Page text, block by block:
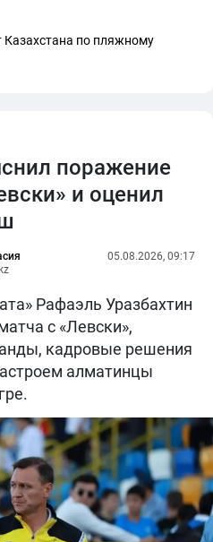
по пляжному
поражение
и оценил
05.08.2026, 09:17
Рафаэль Уразбахтин
с «Левски»,
кадровые решения
алматинцы